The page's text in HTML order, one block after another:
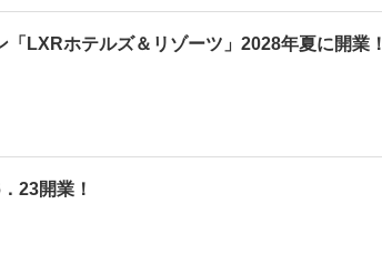
「LXRホテルズ＆リゾーツ」2028年夏に開業！
23開業！